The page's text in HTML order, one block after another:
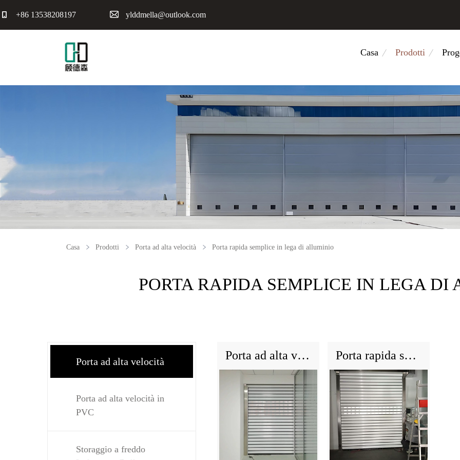
+86 13538208197 ylddmella@outlook.com
Casa Prodotti
Casa Prodotti Porta ad alta velocità Porta rapida semplice in lega di alluminio
PORTA RAPIDA SEMPLICE IN LEGA DI
Porta ad alta velocità
Porta ad alta velocità in
PVC
Storaggio a freddo
Porta ad alta velocità dura in lega di alluminio Porta rapida semplice in lega di alluminio